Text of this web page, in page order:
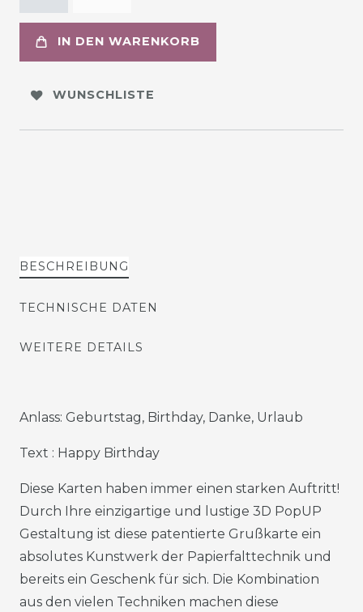
IN DEN WARENKORB
WUNSCHLISTE
BESCHREIBUNG
TECHNISCHE DATEN
WEITERE DETAILS
Anlass: Geburtstag, Birthday, Danke, Urlaub
Text : Happy Birthday
Diese Karten haben immer einen starken Auftritt!
Durch Ihre einzigartige und lustige 3D PopUP
Gestaltung ist diese patentierte Grußkarte ein
absolutes Kunstwerk der Papierfalttechnik und
bereits ein Geschenk für sich. Die Kombination
aus den vielen Techniken machen diese